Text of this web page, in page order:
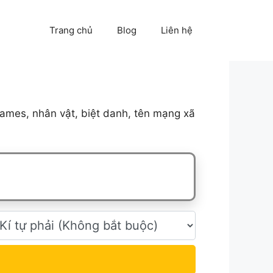
Trang chủ Blog Liên hệ
nhân vật, biệt danh, tên mạng xã